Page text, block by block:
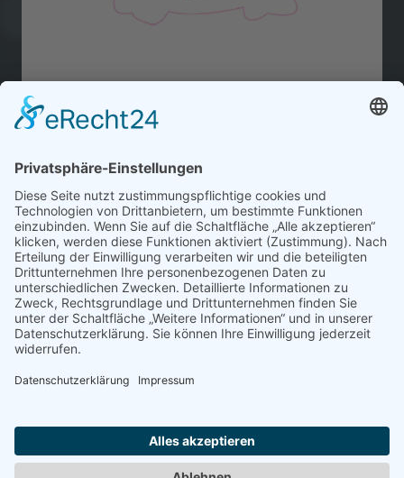
Website erstellnen für Firman in Webdesign
Webdesign,
Lokales SEO
Konzepte zur Kundengewinnung SocialMedia Konzepte,
Werbekampagnen
Kunden in Troisdorf, Lohmar, Niederkassel ...
Druckversion
Webdesign Bonn, Wiehl,
Niederkassel - Webdesigner &
Experten für Online Marketing,
Suchmaschinenoptimierung SEO